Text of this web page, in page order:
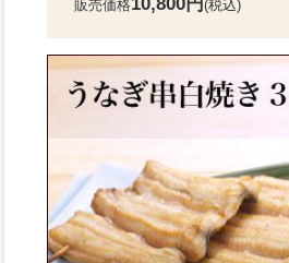
販売価格 (税込)